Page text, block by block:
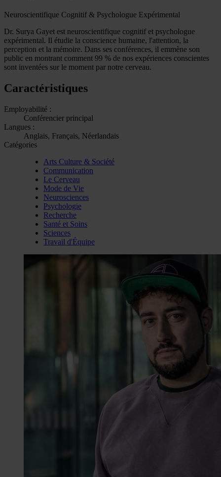
Neuroscientifique Cognitif & Psychologue Expérimental
Dr. Surya Gayet est neuroscientifique cognitif et psychologue
expérimental. Il étudie la conscience humaine, l'attention, la
perception et la mémoire. Dans ses conférences, il emmène son
public en montrant comment 99 % de nos expériences conscientes
sont inventées sur le moment par notre cerveau.
Caractéristiques
Employabilité :
Conférencier principal
Langues :
Anglais, Français, Néerlandais
Catégories
Arts Culture & Société
Communication
Le Cerveau
Mode de Vie
Neurosciences
Psychologie
Recherche
Santé et Soins
Sciences
Travail d'Équipe